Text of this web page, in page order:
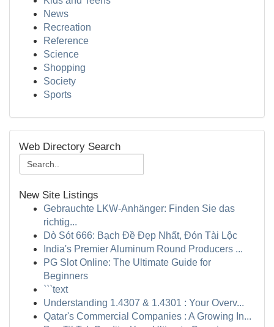
News
Recreation
Reference
Science
Shopping
Society
Sports
Web Directory Search
New Site Listings
Gebrauchte LKW-Anhänger: Finden Sie das
richtig...
Dò Sót 666: Bạch Đề Đẹp Nhất, Đón Tài Lộc
India's Premier Aluminum Round Producers ...
PG Slot Online: The Ultimate Guide for
Beginners
```text
Understanding 1.4307 & 1.4301 : Your Overv...
Qatar's Commercial Companies : A Growing In...